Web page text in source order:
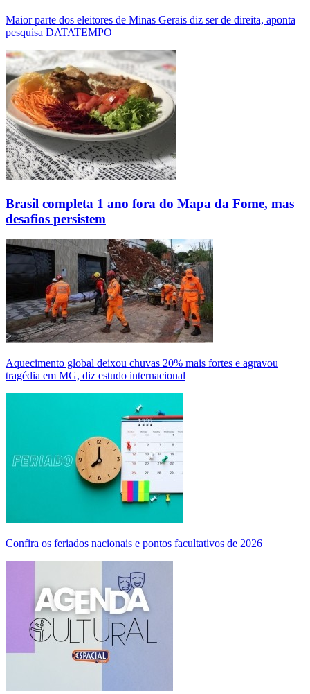
Maior parte dos eleitores de Minas Gerais diz ser de direita, aponta
pesquisa DATATEMPO
Brasil completa 1 ano fora do Mapa da Fome, mas
desafios persistem
Aquecimento global deixou chuvas 20% mais fortes e agravou
tragédia em MG, diz estudo internacional
Confira os feriados nacionais e pontos facultativos de 2026